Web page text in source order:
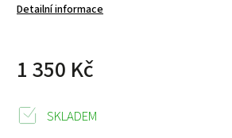
Detailní informace
1 350 Kč
SKLADEM